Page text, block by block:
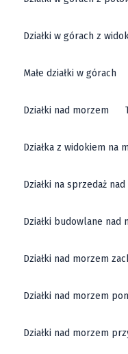
Działki w górach z
Małe działki w górach
Działki nad morzem
Działka z widokiem na
Działki na sprzedaż
Działki budowlane nad
Działki nad morzem
Działki nad morzem
Działki nad morzem